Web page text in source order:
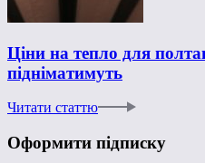
Ціни на тепло для
підніматимуть
Читати статтю
Оформити підписку